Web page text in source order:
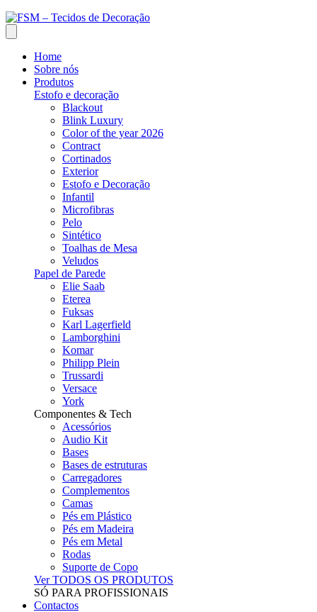
Home
Sobre nós
Produtos
Estofo e decoração
Blackout
Blink Luxury
Color of the year 2026
Contract
Cortinados
Exterior
Estofo e Decoração
Infantil
Microfibras
Pelo
Sintético
Toalhas de Mesa
Veludos
Papel de Parede
Elie Saab
Eterea
Fuksas
Karl Lagerfield
Lamborghini
Komar
Philipp Plein
Trussardi
Versace
York
Componentes & Tech
Acessórios
Audio Kit
Bases
Bases de estruturas
Carregadores
Complementos
Camas
Pés em Plástico
Pés em Madeira
Pés em Metal
Rodas
Suporte de Copo
Ver TODOS OS PRODUTOS
SÓ PARA PROFISSIONAIS
Contactos